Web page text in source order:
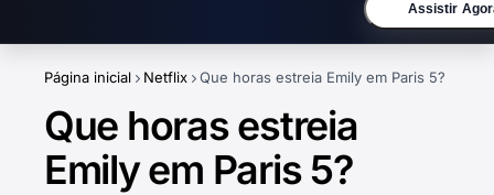
Assistir
Página inicial Netflix Que horas estreia Emily em Paris 5?
Que horas estreia
Emily em Paris 5?